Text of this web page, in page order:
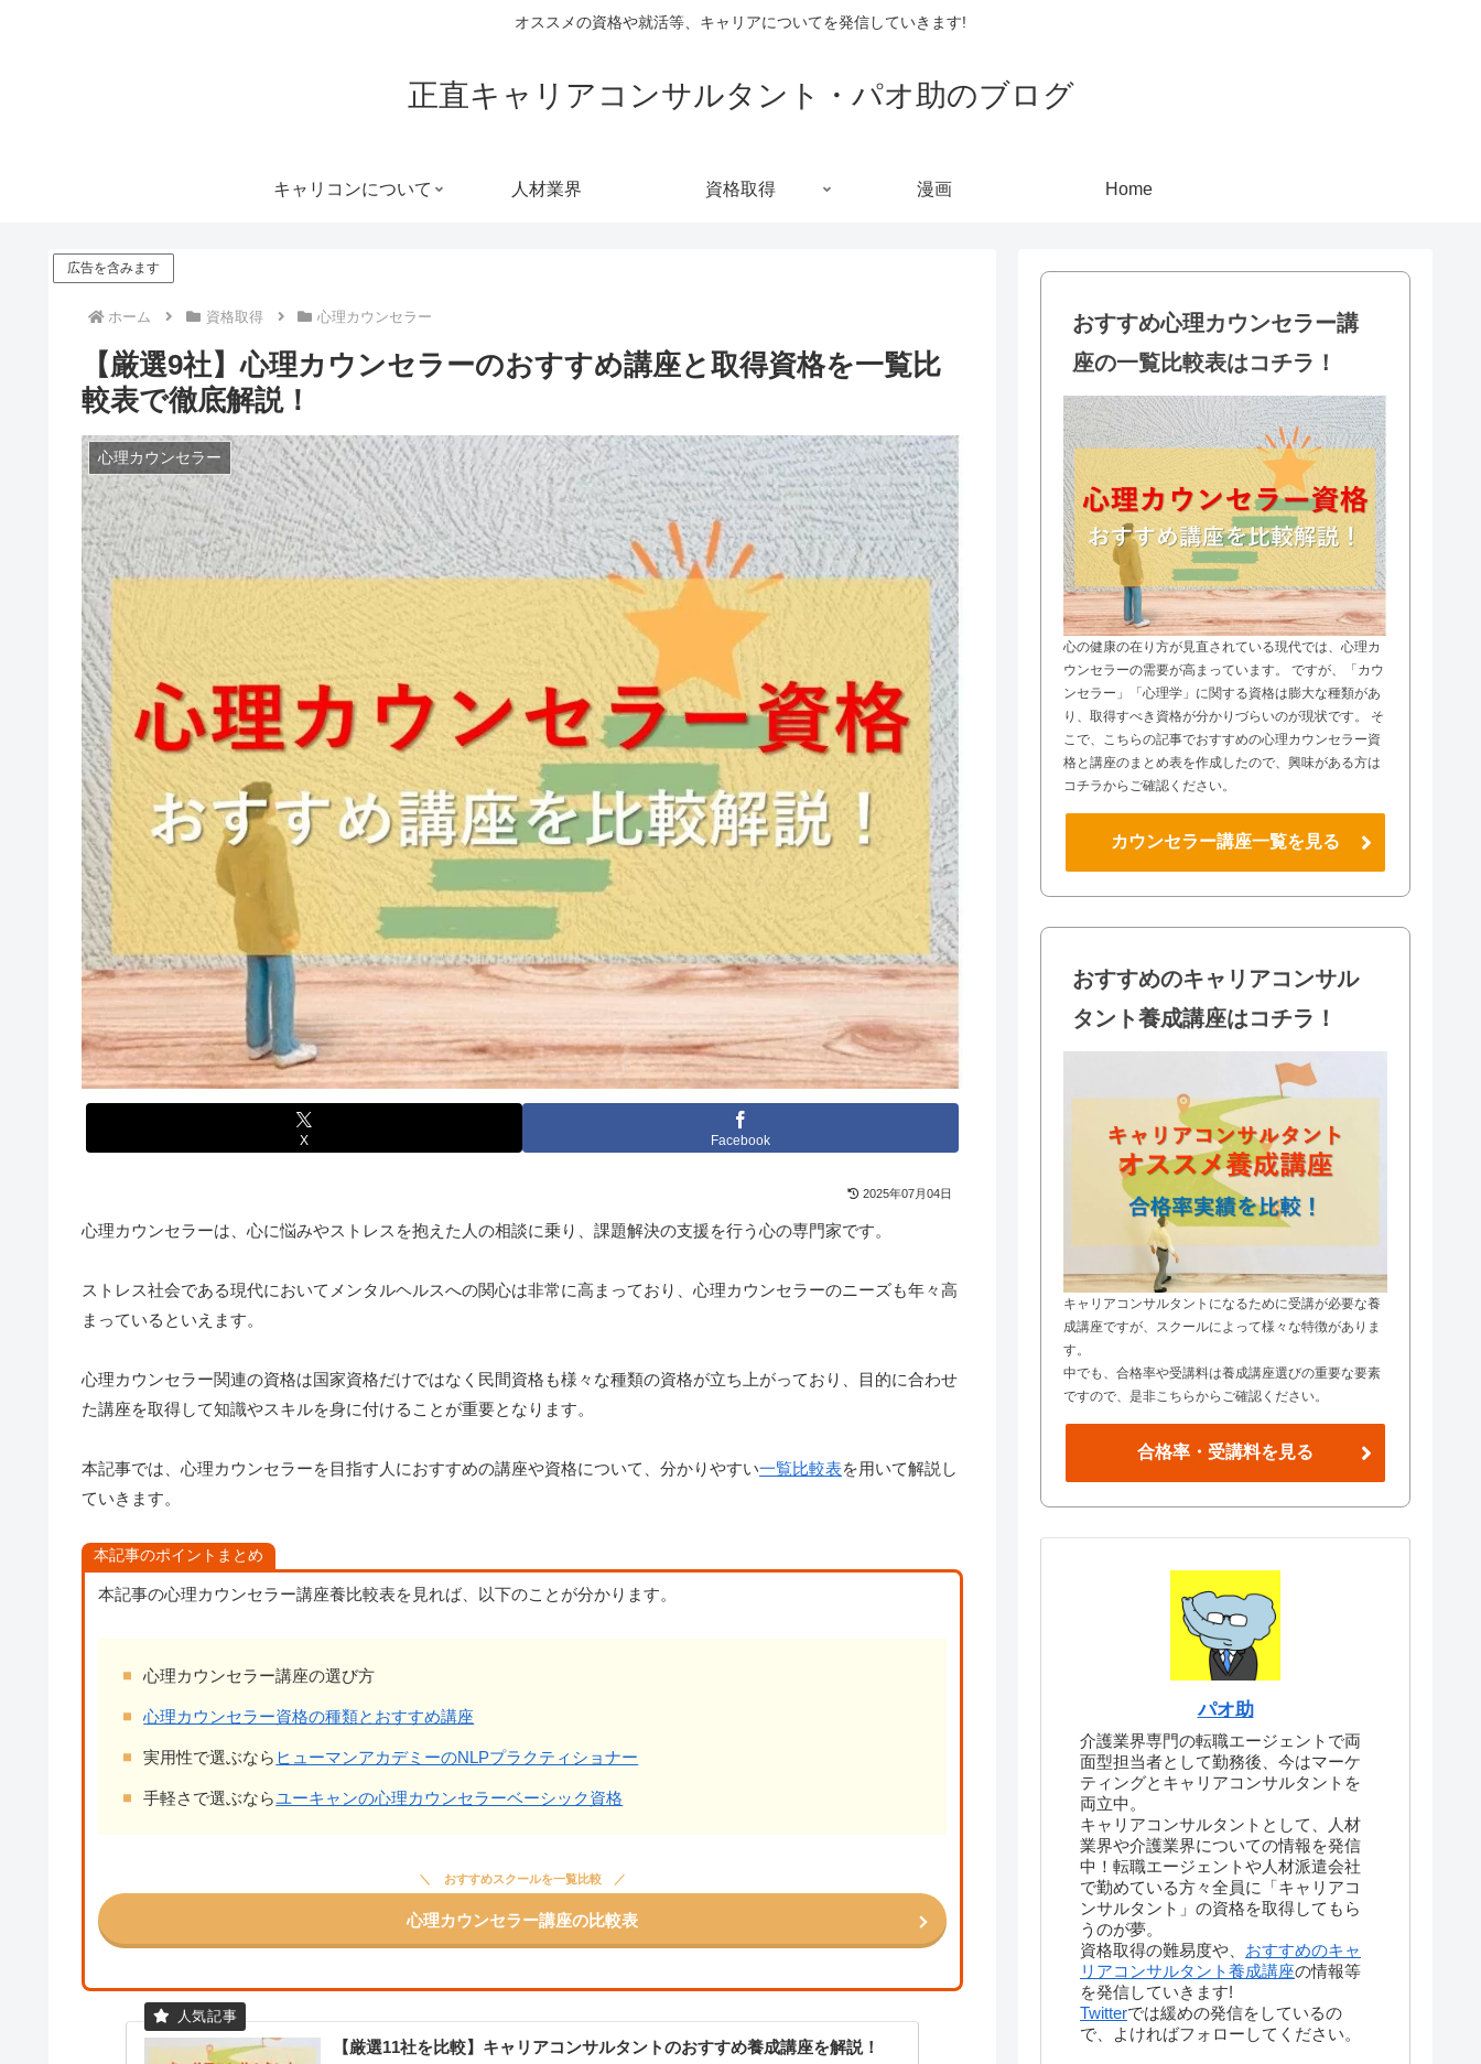
オススメの資格や就活等、キャリアについてを発信していきます!
正直キャリアコンサルタント・パオ助のブログ
キャリコンについて 人材業界 資格取得 漫画 Home
広告を含みます
ホーム 資格取得 心理カウンセラー
【厳選9社】心理カウンセラーのおすすめ講座と取得資格を一覧比
較表で徹底解説！
心理カウンセラー
X Facebook
2025年07月04日
心理カウンセラーは、心に悩みやストレスを抱えた人の相談に乗り、課題解決の支援を行う心の専門家です。
ストレス社会である現代においてメンタルヘルスへの関心は非常に高まっており、心理カウンセラーのニーズも年々高
まっているといえます。
心理カウンセラー関連の資格は国家資格だけではなく民間資格も様々な種類の資格が立ち上がっており、目的に合わせ
た講座を取得して知識やスキルを身に付けることが重要となります。
本記事では、心理カウンセラーを目指す人におすすめの講座や資格について、分かりやすい一覧比較表を用いて解説し
ていきます。
本記事のポイントまとめ
本記事の心理カウンセラー講座養比較表を見れば、以下のことが分かります。
心理カウンセラー講座の選び方
心理カウンセラー資格の種類とおすすめ講座
実用性で選ぶなら ヒューマンアカデミーのNLPプラクティショナー
手軽さで選ぶならユーキャンの心理カウンセラーベーシック資格
おすすめスクールを一覧比較
心理カウンセラー講座の比較表
【厳選11社を比較】キャリアコンサルタントのおすすめ養成講座を解説！
おすすめ心理カウンセラー講
座の一覧比較表はコチラ！
心の健康の在り方が見直されている現代では、心理カ
ウンセラーの需要が高まっています。 ですが、「カウ
ンセラー」「心理学」に関する資格は膨大な種類があ
り、取得すべき資格が分かりづらいのが現状です。 そ
こで、こちらの記事でおすすめの心理カウンセラー資
格と講座のまとめ表を作成したので、興味がある方は
コチラからご確認ください。
カウンセラー講座一覧を見る
おすすめのキャリアコンサル
タント養成講座はコチラ！
キャリアコンサルタントになるために受講が必要な養
成講座ですが、スクールによって様々な特徴がありま
す。
中でも、合格率や受講料は養成講座選びの重要な要素
ですので、是非こちらからご確認ください。
合格率・受講料を見る
パオ助
介護業界専門の転職エージェントで両
面型担当者として勤務後、今はマーケ
ティングとキャリアコンサルタントを
両立中。
キャリアコンサルタントとして、人材
業界や介護業界についての情報を発信
中！転職エージェントや人材派遣会社
で勤めている方々全員に「キャリアコ
ンサルタント」の資格を取得してもら
うのが夢。
資格取得の難易度や、 おすすめのキャ
リアコンサルタント養成講座の情報等
を発信していきます!
Twitterでは緩めの発信をしているの
で、よければフォローしてください。